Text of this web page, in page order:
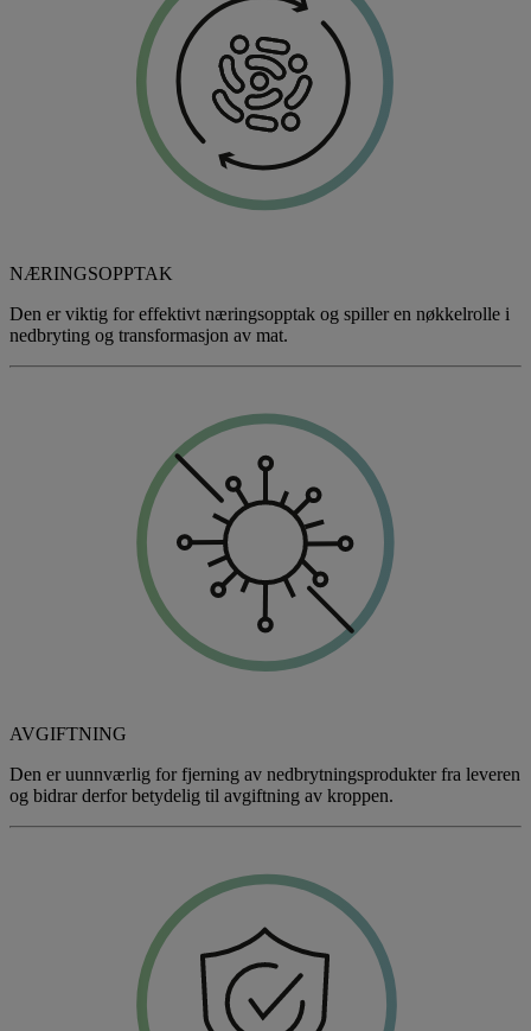
NÆRINGSOPPTAK
Den er viktig for effektivt næringsopptak og spiller en nøkkelrolle i
nedbryting og transformasjon av mat.
AVGIFTNING
Den er uunnværlig for fjerning av nedbrytningsprodukter fra leveren
og bidrar derfor betydelig til avgiftning av kroppen.